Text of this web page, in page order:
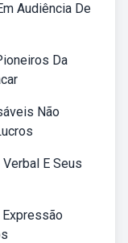
Audiência De
Da
Não
E Seus